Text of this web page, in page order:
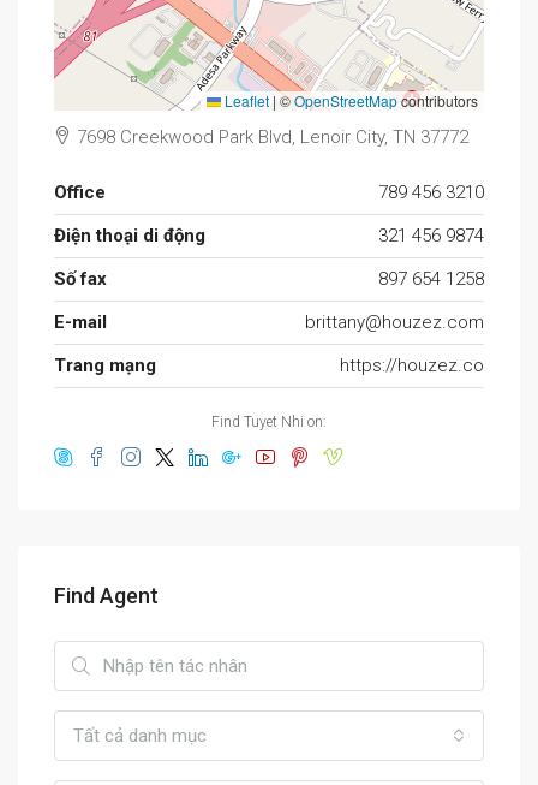
Leaflet | ©OpenStreetMapcontributors
7698 Creekwood Park Blvd, Lenoir City, TN 37772
Office
789 456 3210
Điện thoại di động
321 456 9874
Số fax
897 654 1258
E-mail
brittany@houzez.com
Trang mạng
https://houzez.co
Find Tuyet Nhi on:
Find Agent
Tất cả danh mục